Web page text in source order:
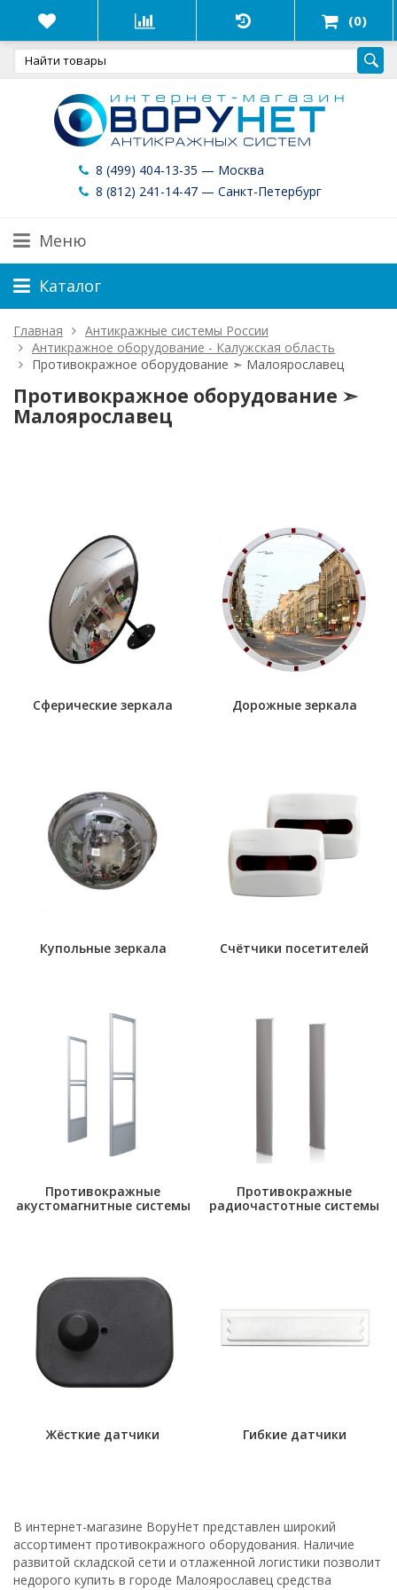
(0)
8 (499) 404-13-35 — Москва
8 (812) 241-14-47 — Санкт-Петербург
Меню
Каталог
Главная
Антикражные системы России
Антикражное оборудование - Калужская область
Противокражное оборудование ➣ Малоярославец
Противокражное оборудование ➣
Малоярославец
Сферические зеркала Дорожные зеркала
Купольные зеркала Счётчики посетителей
Противокражные
акустомагнитные системы
Противокражные
радиочастотные системы
Жёсткие датчики Гибкие датчики
В интернет-магазине ВоруНет представлен широкий
ассортимент противокражного оборудования. Наличие
развитой складской сети и отлаженной логистики позволит
недорого купить в городе Малоярославец средства